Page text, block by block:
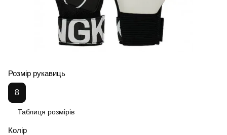
Розмір рукавиць
8
Таблиця розмірів
Колір